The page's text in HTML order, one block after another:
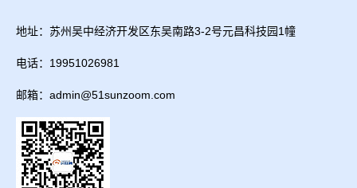
地址：苏州吴中经济开发区东吴南路3-2号元昌科技园1幢
电话：19951026981
邮箱：admin@51sunzoom.com